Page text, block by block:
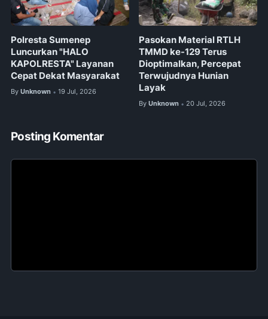
Polresta Sumenep
Luncurkan "HALO
KAPOLRESTA" Layanan
Cepat Dekat Masyarakat
By Unknown • 19 Jul, 2026
Pasokan Material RTLH
TMMD ke-129 Terus
Dioptimalkan, Percepat
Terwujudnya Hunian
Layak
By Unknown • 20 Jul, 2026
Posting Komentar